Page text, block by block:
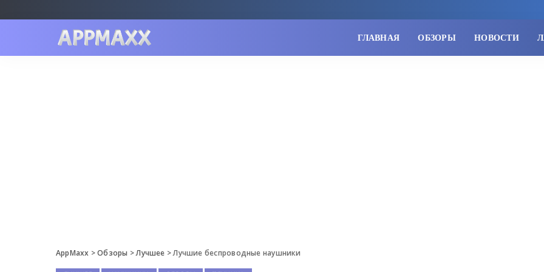
ГЛАВНАЯ ОБЗОРЫ НОВОСТИ
AppMaxx >Обзоры >Лучшее >Лучшие беспроводные наушники